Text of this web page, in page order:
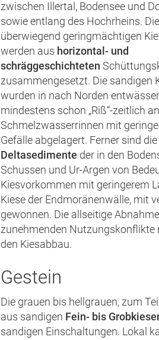
zwischen Illertal, Bodensee und
sowie entlang des Hochrheins. Die
überwiegend geringmächtigen
werden aus horizontal- und
schräggeschichteten
zusammengesetzt. Die sandigen
wurden in nach Norden
mindestens schon „Riß“-zeitlich
Schmelzwasserrinnen mit
Gefälle abgelagert. Ferner sind die
Deltasedimente der in den
Schussen und Ur-Argen von
Kiesvorkommen mit geringerem
Kiese der Endmoränenwälle, mit
gewonnen. Die allseitige
zunehmenden Nutzungskonflikte
den Kiesabbau.
Gestein
Die grauen bis hellgrauen, zum
aus sandigen Fein- bis
sandigen Einschaltungen. Lokal